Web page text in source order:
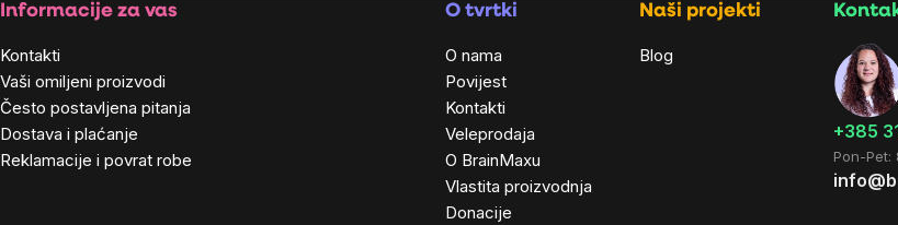
Footer
Informacije za vas
Kontakti
Vaši omiljeni proizvodi
Često postavljena pitanja
Dostava i plaćanje
Reklamacije i povrat robe
O tvrtki
O nama
Povijest
Kontakti
Veleprodaja
O BrainMaxu
Vlastita proizvodnja
Donacije
Naši projekti
Blog
+385
Pon-Pet: